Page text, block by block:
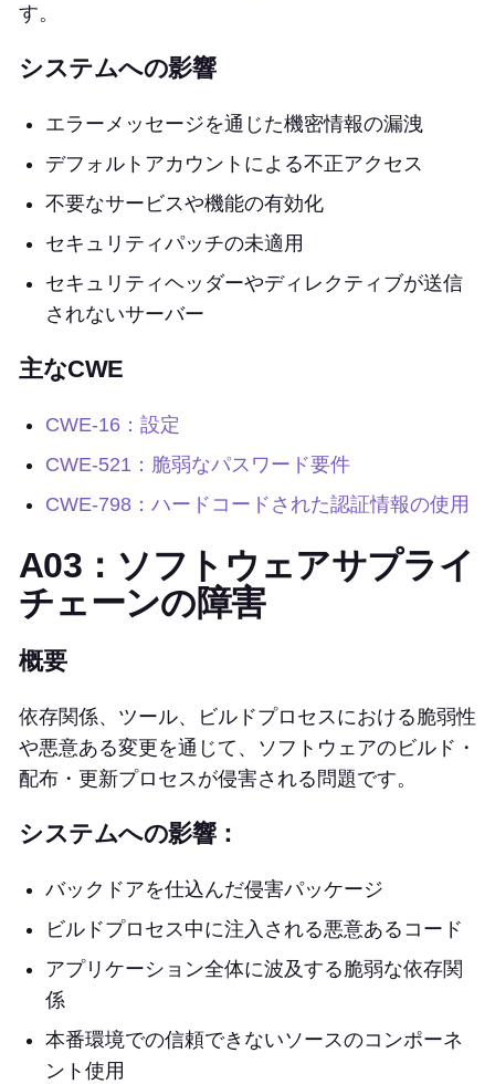
す。
システムへの影響
エラーメッセージを通じた機密情報の漏洩
デフォルトアカウントによる不正アクセス
不要なサービスや機能の有効化
セキュリティパッチの未適用
セキュリティヘッダーやディレクティブが送信
されないサーバー
主なCWE
CWE-16：設定
CWE-521：脆弱なパスワード要件
CWE-798：ハードコードされた認証情報の使用
A03：ソフトウェアサプライ
チェーンの障害
概要
依存関係、ツール、ビルドプロセスにおける脆弱性
や悪意ある変更を通じて、ソフトウェアのビルド・
配布・更新プロセスが侵害される問題です。
システムへの影響：
バックドアを仕込んだ侵害パッケージ
ビルドプロセス中に注入される悪意あるコード
アプリケーション全体に波及する脆弱な依存関
係
本番環境での信頼できないソースのコンポーネ
ント使用